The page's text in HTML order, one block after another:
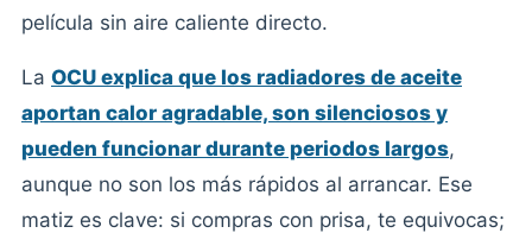
película sin aire caliente directo.
La OCU explica que los radiadores de aceite
aportan calor agradable, son silenciosos y
pueden funcionar durante periodos largos,
aunque no son los más rápidos al arrancar. Ese
matiz es clave: si compras con prisa, te equivocas;